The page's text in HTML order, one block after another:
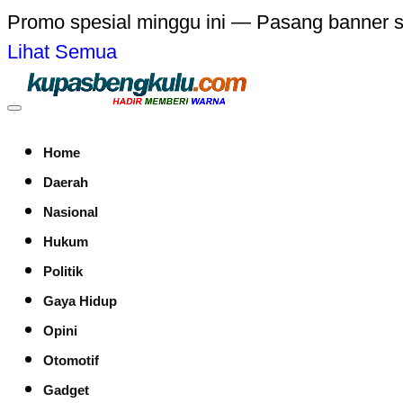
Promo spesial minggu ini — Pasang banner
Lihat Semua
Home
Daerah
Nasional
Hukum
Politik
Gaya Hidup
Opini
Otomotif
Gadget